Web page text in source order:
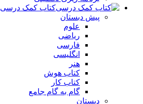
کتاب کمک درسی
پیش دبستان
علوم
ریاضی
فارسی
انگلیسی
هنر
کتاب هوش
کتاب کار
گام به گام جامع
دبستان